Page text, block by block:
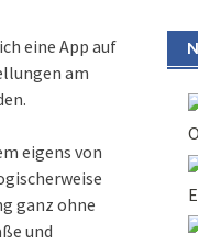
eine App auf
am
eigens von
ganz ohne
und